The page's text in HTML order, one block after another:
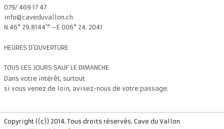
079/ 469 17 47
info@caveduvallon.ch
N 46° 29.8144'° –E 006° 24. 2041
HEURES D'OUVERTURE
TOUS LES JOURS SAUF LE DIMANCHE
Dans votre intérêt, surtout
si vous venez de loin, avisez-nous de votre passage.
Copyright ((c)) 2014. Tous droits réservés. Cave du Vallon